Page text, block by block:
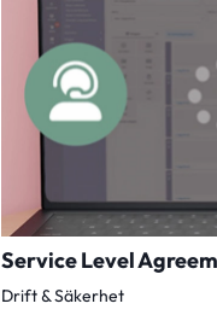
Service Level
Drift & Säkerhet